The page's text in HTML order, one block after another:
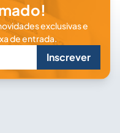
exclusivas e
de entrada.
Inscrever